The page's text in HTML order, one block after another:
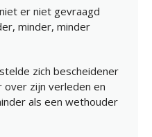
er niet gevraagd
minder, minder
zich bescheidener
over zijn verleden en
als een wethouder